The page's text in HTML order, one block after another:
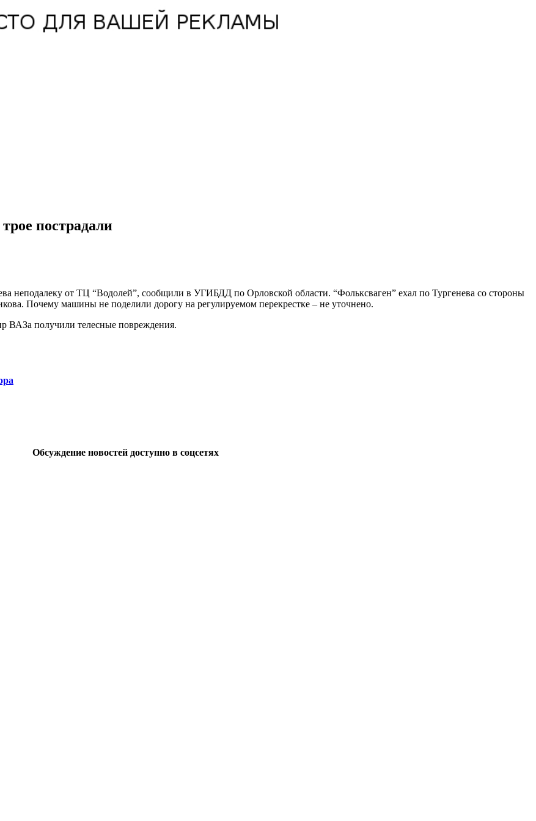
пострадали
неподалеку от ТЦ “Водолей”, сообщили в УГИБДД по Орловской области. “Фольксваген” ехал по Тургенева со стороны
Почему машины не поделили дорогу на регулируемом перекрестке – не уточнено.
ВАЗа получили телесные повреждения.
Обсуждение новостей доступно в соцсетях